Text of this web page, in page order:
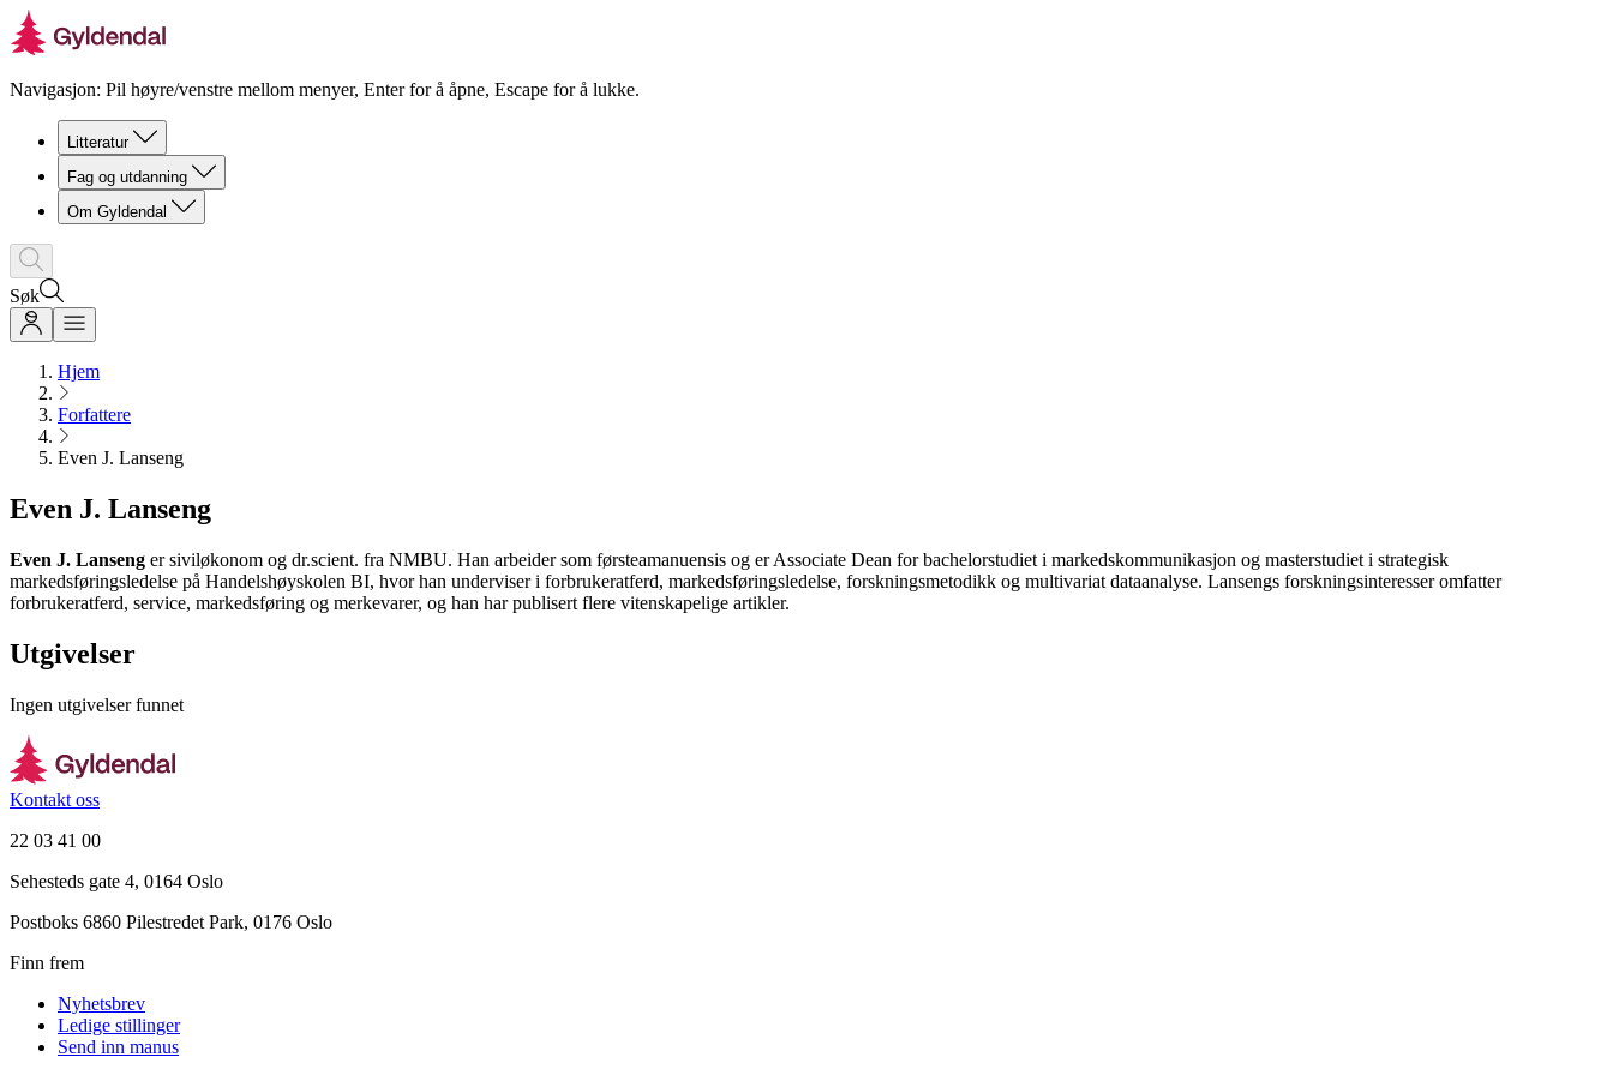
Navigasjon: Pil høyre/venstre mellom menyer, Enter for å åpne, Escape for å lukke.
Litteratur
Fag og utdanning
Om Gyldendal
Søk
Hjem
Forfattere
Even J. Lanseng
Even J. Lanseng
Even J. Lanseng er siviløkonom og dr.scient. fra NMBU. Han arbeider som førsteamanuensis og er Associate Dean for bachelorstudiet i markedskommunikasjon og masterstudiet i strategisk
markedsføringsledelse på Handelshøyskolen BI, hvor han underviser i forbrukeratferd, markedsføringsledelse, forskningsmetodikk og multivariat dataanalyse. Lansengs forskningsinteresser omfatter
forbrukeratferd, service, markedsføring og merkevarer, og han har publisert flere vitenskapelige artikler.
Utgivelser
Ingen utgivelser funnet
Kontakt oss
22 03 41 00
Sehesteds gate 4, 0164 Oslo
Postboks 6860 Pilestredet Park, 0176 Oslo
Finn frem
Nyhetsbrev
Ledige stillinger
Send inn manus